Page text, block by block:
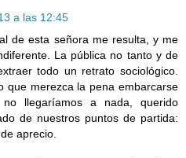
a las 12:45
de esta señora me resulta, y me
La pública no tanto y de
todo un retrato sociológico.
que merezca la pena embarcarse
llegaríamos a nada, querido
de nuestros puntos de partida:
aprecio.